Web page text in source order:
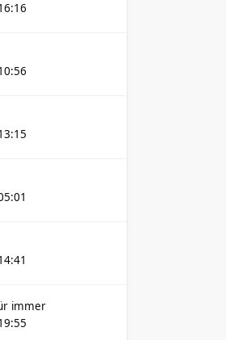
immer